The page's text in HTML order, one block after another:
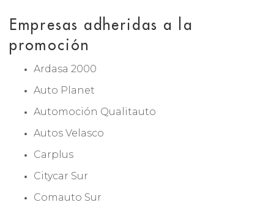
Empresas adheridas a la
promoción
Ardasa 2000
Auto Planet
Automoción Qualitauto
Autos Velasco
Carplus
Citycar Sur
Comauto Sur